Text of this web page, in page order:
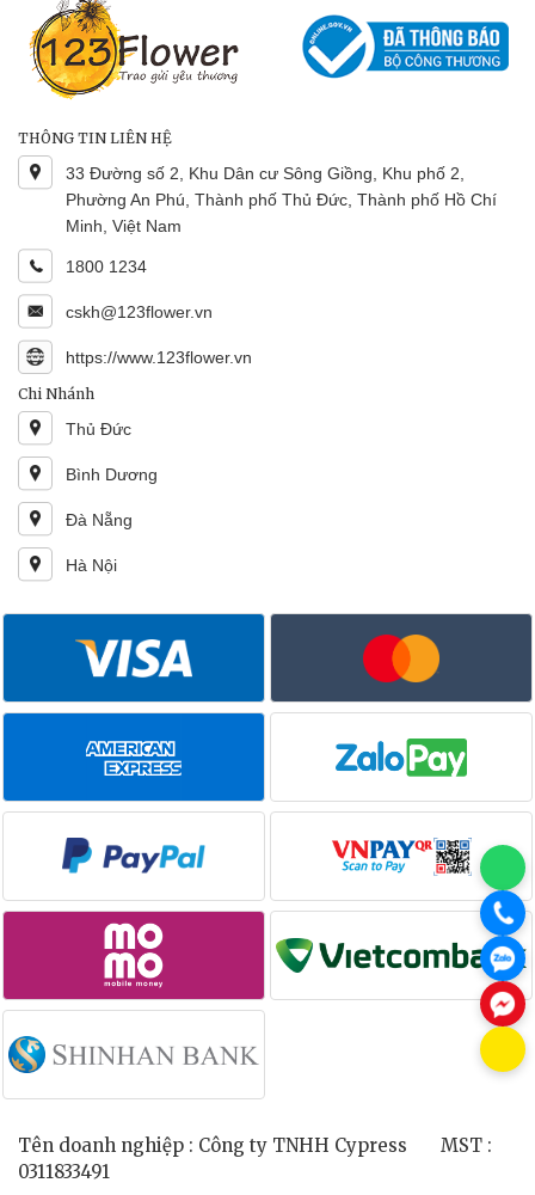
THÔNG TIN LIÊN HỆ
33 Đường số 2, Khu Dân cư Sông Giồng, Khu phố 2,
Phường An Phú, Thành phố Thủ Đức, Thành phố Hồ Chí
Minh, Việt Nam
1800 1234
cskh@123flower.vn
https://www.123flower.vn
Chi Nhánh
Thủ Đức
Bình Dương
Đà Nẵng
Hà Nội
Tên doanh nghiệp : Công ty TNHH Cypress MST :
0311833491